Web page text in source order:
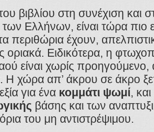
βιβλίου στη συνέχιση και
των Ελλήνων, είναι τώρα πιο
περιθώρια έχουν,
οριακά. Ειδικότερα, η
είναι χωρίς προηγούμενο,
Η χώρα απ’ άκρου σε άκρο
για ένα κομμάτι ψωμί,
βάσης και των
του μη αντιστρέψιμου.